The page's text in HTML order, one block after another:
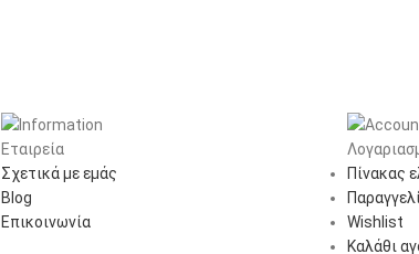
Εταιρεία
Σχετικά με εμάς
Blog
Επικοινωνία
Πίνακας
Wishlist
Καλάθι